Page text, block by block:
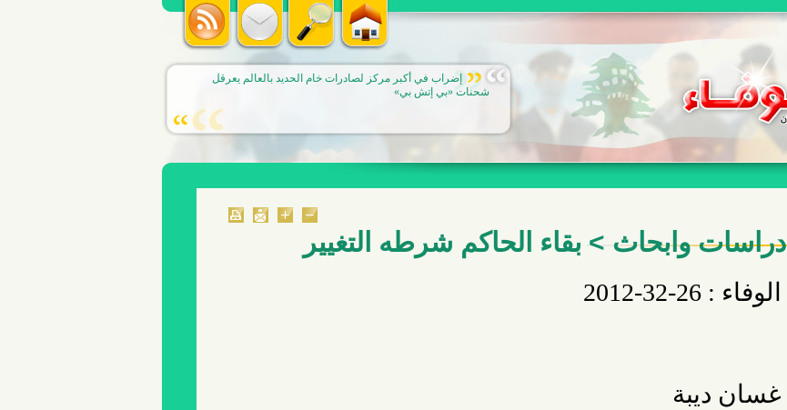
كلفة الصراع تضرب معيشة البريطانيين.. نقابات عمالية تطالب
بورنهام بالضغط على ترامب لإنهاء حرب إيران
دراسات وابحاث > بقاء الحاكم شرطه التغيير
الوفاء : 26-32-2012
غسان ديبة